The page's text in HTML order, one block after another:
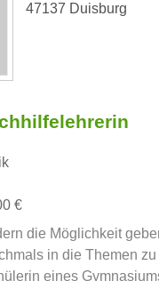
47137 Duisburg
€
die Möglichkeit
in die Themen zu
eines